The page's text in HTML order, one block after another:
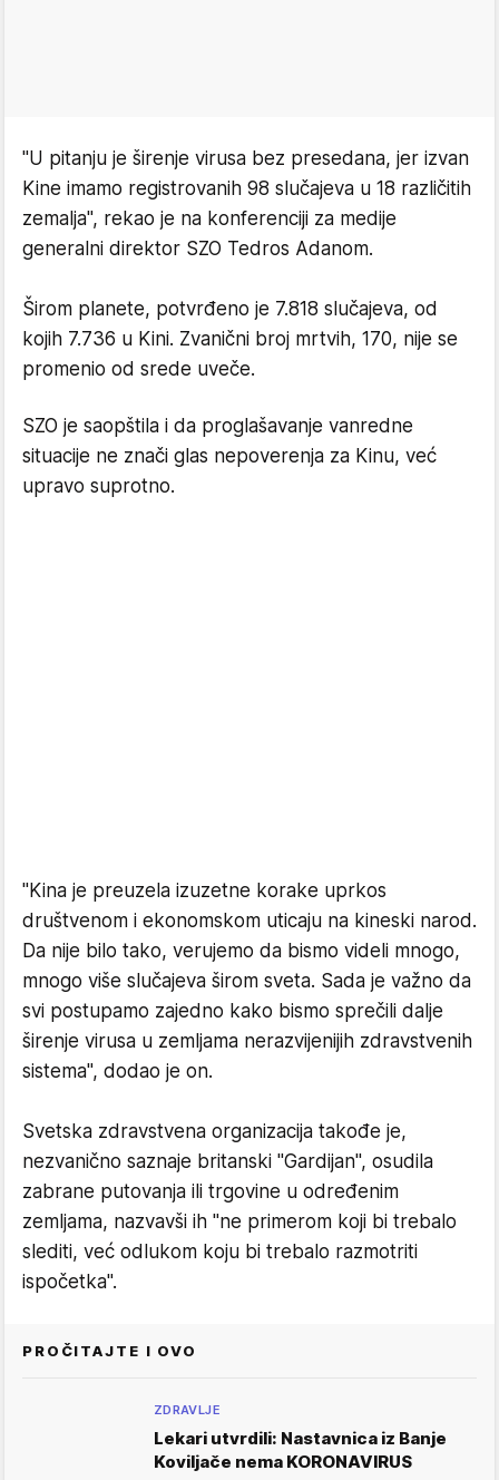
"U pitanju je širenje virusa bez presedana, jer izvan
Kine imamo registrovanih 98 slučajeva u 18 različitih
zemalja", rekao je na konferenciji za medije
generalni direktor SZO Tedros Adanom.
Širom planete, potvrđeno je 7.818 slučajeva, od
kojih 7.736 u Kini. Zvanični broj mrtvih, 170, nije se
promenio od srede uveče.
SZO je saopštila i da proglašavanje vanredne
situacije ne znači glas nepoverenja za Kinu, već
upravo suprotno.
"Kina je preuzela izuzetne korake uprkos
društvenom i ekonomskom uticaju na kineski narod.
Da nije bilo tako, verujemo da bismo videli mnogo,
mnogo više slučajeva širom sveta. Sada je važno da
svi postupamo zajedno kako bismo sprečili dalje
širenje virusa u zemljama nerazvijenijih zdravstvenih
sistema", dodao je on.
Svetska zdravstvena organizacija takođe je,
nezvanično saznaje britanski "Gardijan", osudila
zabrane putovanja ili trgovine u određenim
zemljama, nazvavši ih "ne primerom koji bi trebalo
slediti, već odlukom koju bi trebalo razmotriti
ispočetka".
PROČITAJTE I OVO
ZDRAVLJE
Lekari utvrdili: Nastavnica iz Banje
Koviljače nema KORONAVIRUS